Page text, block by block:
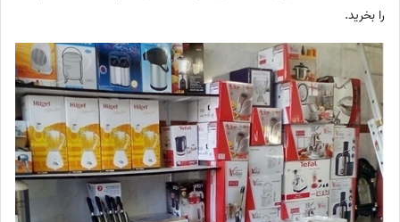
را بخرید.